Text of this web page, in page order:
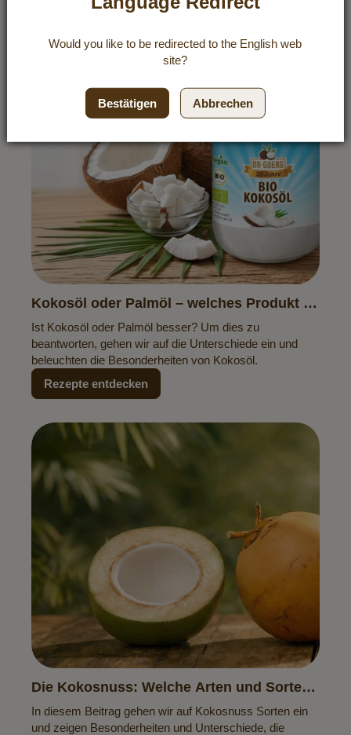
Kokosöl oder Palmöl – welches Produkt ist
Ist Kokosöl oder Palmöl besser? Um dies zu
beantworten, gehen wir auf die Unterschiede ein und
beleuchten die Besonderheiten von Kokosöl.
Rezepte entdecken
Die Kokosnuss: Welche Arten und Sorten
In diesem Beitrag gehen wir auf Kokosnuss Sorten ein
und zeigen Besonderheiten und Unterschiede, die
Would you like to be redirected to the English web
site?
Bestätigen Abbrechen